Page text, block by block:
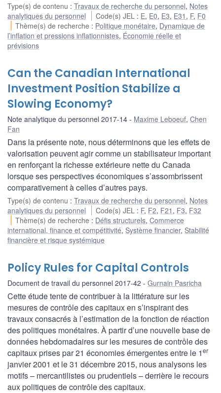
Type(s) de contenu : Travaux de recherche du personnel, Notes
analytiques du personnel
Code(s) JEL : E, E0, E3, E31 , F, F0
Thème(s) de recherche : Politique monétaire, Dynamique de
l’inflation et pressions inflationnistes, Économie réelle et
prévisions
Can the Canadian International
Investment Position Stabilize a
Slowing Economy?
Note analytique du personnel 2017-14 Maxime Leboeuf, Chen
Fan
Dans la présente note, nous déterminons que les effets de
valorisation peuvent agir comme un stabilisateur important
en renforçant la richesse extérieure nette du Canada
lorsque ses perspectives économiques s’assombrissent
comparativement à celles d’autres pays.
Type(s) de contenu : Travaux de recherche du personnel, Notes
analytiques du personnel
Code(s) JEL : F, F2, F21 , F3, F32
Thème(s) de recherche : Défis structurels,Commerce
international, finance et compétitivité, Système financier, Stabilité
financière et risque systémique
Policy Rules for Capital Controls
Document de travail du personnel 2017-42 Gurnain Pasricha
Cette étude tente de contribuer à la littérature sur les
mesures de contrôle des capitaux en s’inspirant des
travaux consacrés à l’estimation de la fonction de réaction
des politiques monétaires. À partir d’une nouvelle base de
données hebdomadaires sur les mesures de contrôle des
capitaux prises par 21 économies émergentes entre le 1er
janvier 2001 et le 31 décembre 2015, nous analysons les
motifs – mercantilistes ou prudentiels – derrière le recours
aux politiques de contrôle des capitaux.